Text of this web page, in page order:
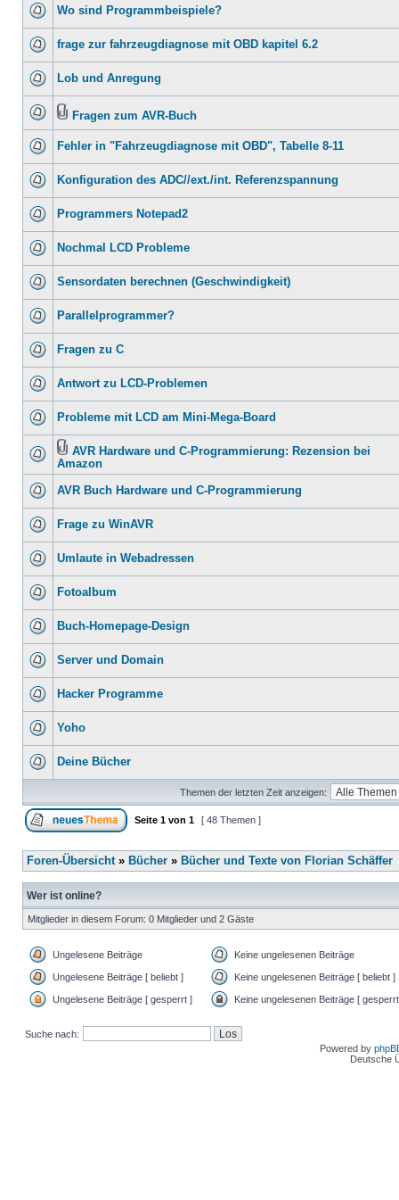
Wo sind Programmbeispiele?
frage zur fahrzeugdiagnose mit OBD kapitel 6.2
Lob und Anregung
Fragen zum AVR-Buch
Fehler in "Fahrzeugdiagnose mit OBD", Tabelle 8-11
Konfiguration des ADC//ext./int. Referenzspannung
Programmers Notepad2
Nochmal LCD Probleme
Sensordaten berechnen (Geschwindigkeit)
Parallelprogrammer?
Fragen zu C
Antwort zu LCD-Problemen
Probleme mit LCD am Mini-Mega-Board
AVR Hardware und C-Programmierung: Rezension bei
Amazon
AVR Buch Hardware und C-Programmierung
Frage zu WinAVR
Umlaute in Webadressen
Fotoalbum
Buch-Homepage-Design
Server und Domain
Hacker Programme
Yoho
Deine Bücher
Themen der letzten Zeit anzeigen:
Seite 1 von 1 [ 48 Themen ]
Foren-Übersicht» Bücher » Bücher und Texte von Florian Schäffer
Wer ist online?
Mitglieder in diesem Forum: 0 Mitglieder und 2 Gäste
Ungelesene Beiträge Keine ungelesenen Beiträge
Ungelesene Beiträge [ beliebt ] Keine ungelesenen Beiträge [ beliebt ]
Ungelesene Beiträge [ gesperrt ] Keine ungelesenen Beiträge [
Suche nach:
Powered by
Deutsche